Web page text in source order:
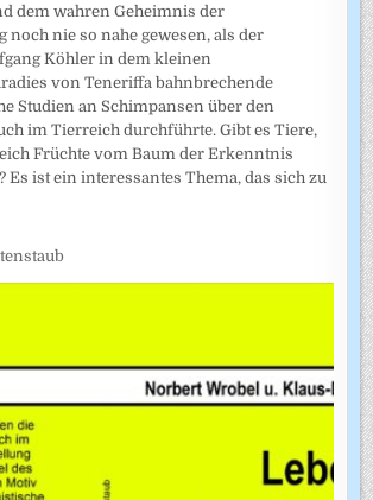
dem wahren Geheimnis der
noch nie so nahe gewesen, als der
Köhler in dem kleinen
von Teneriffa bahnbrechende
Studien an Schimpansen über den
im Tierreich durchführte. Gibt es Tiere,
Früchte vom Baum der Erkenntnis
Es ist ein interessantes Thema, das sich zu